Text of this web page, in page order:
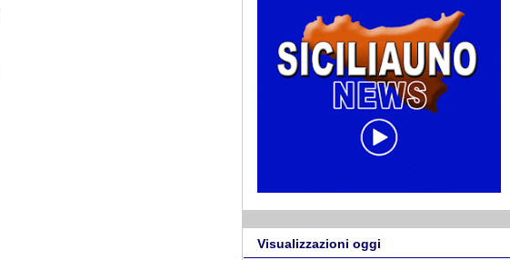
Visualizzazioni oggi